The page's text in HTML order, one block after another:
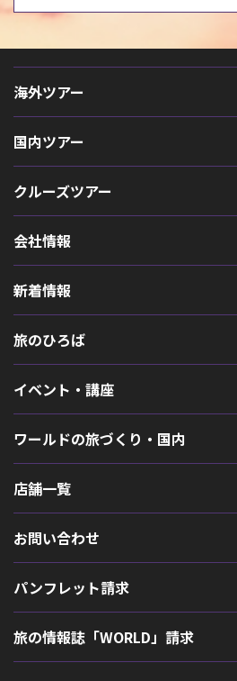
海外ツアー
国内ツアー
クルーズツアー
会社情報
新着情報
旅のひろば
イベント・講座
ワールドの旅づくり・国内
店舗一覧
お問い合わせ
パンフレット請求
旅の情報誌「WORLD」請求